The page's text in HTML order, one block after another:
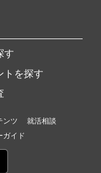
す
トを探す
ンツ
就活相談
ガイド